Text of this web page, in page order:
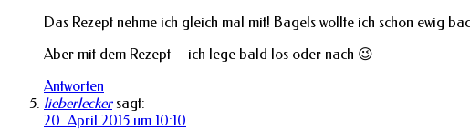
Das Rezept nehme ich gleich mal mit! Bagels wollte ich schon ewig
Aber mit dem Rezept – ich lege bald los oder nach 😉
Antworten
lieberlecker sagt:
20. April 2015 um 10:10